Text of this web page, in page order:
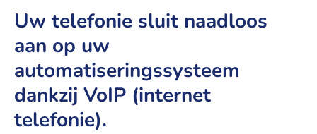
Uw telefonie sluit naadloos
aan op uw
automatiseringssysteem
dankzij VoIP (internet
telefonie).